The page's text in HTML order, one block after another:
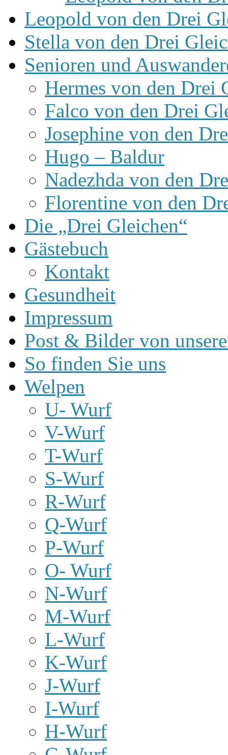
Leopold von den Drei
Stella von den Drei
Senioren und
Hermes von den Drei
Falco von den Drei
Josephine von den
Hugo – Baldur
Nadezhda von den
Florentine von den
Die „Drei Gleichen“
Gästebuch
Kontakt
Gesundheit
Impressum
Post & Bilder von
So finden Sie uns
Welpen
U- Wurf
V-Wurf
T-Wurf
S-Wurf
R-Wurf
Q-Wurf
P-Wurf
O- Wurf
N-Wurf
M-Wurf
L-Wurf
K-Wurf
J-Wurf
I-Wurf
H-Wurf